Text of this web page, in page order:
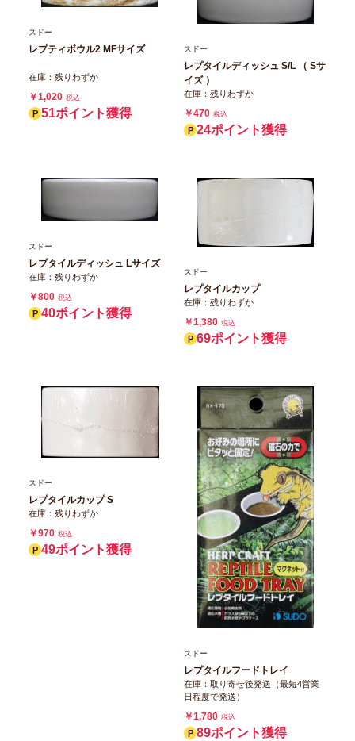
スドー
レプティボウル2 MFサイズ
在庫：残りわずか
￥1,020 税込
51ポイント獲得
スドー
レプタイルディッシュ S/L （ Sサ
イズ ）
在庫：残りわずか
￥470 税込
24ポイント獲得
スドー
レプタイルディッシュ Lサイズ
在庫：残りわずか
￥800 税込
40ポイント獲得
スドー
レプタイルカップ
在庫：残りわずか
￥1,380 税込
69ポイント獲得
スドー
レプタイルカップ S
在庫：残りわずか
￥970 税込
49ポイント獲得
スドー
レプタイルフードトレイ
在庫：取り寄せ後発送（最短4営業
日程度で発送）
￥1,780 税込
89ポイント獲得